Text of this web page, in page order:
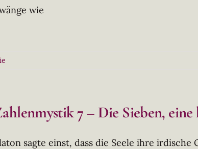
wie
7 – Die Sieben,
sagte einst, dass die Seele ihre